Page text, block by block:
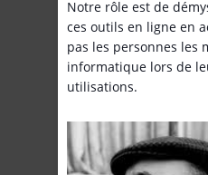
Notre rôle est de
ces outils en ligne en
pas les personnes les
informatique lors de
utilisations.